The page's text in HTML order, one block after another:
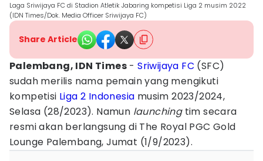
Laga Sriwijaya FC di Stadion Atletik Jabaring kompetisi Liga 2 musim 2022
(IDN Times/Dok. Media Officer Sriwijaya FC)
Share Article
Palembang, IDN Times -Sriwijaya FC (SFC)
sudah merilis nama pemain yang mengikuti
kompetisi Liga 2 Indonesia musim 2023/2024,
Selasa (28/2023). Namun launchingtim secara
resmi akan berlangsung di The Royal PGC Gold
Lounge Palembang, Jumat (1/9/2023).